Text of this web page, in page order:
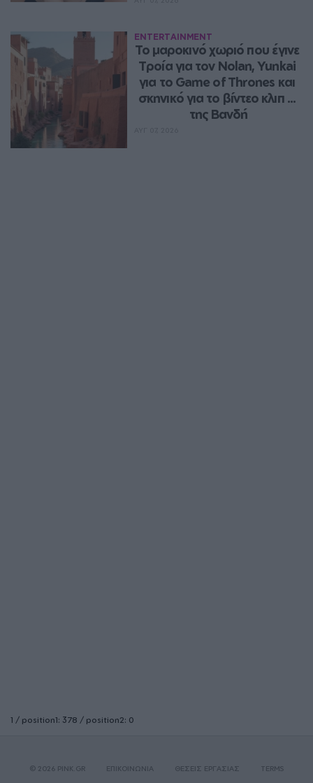
ENTERTAINMENT
Το μαροκινό χωριό που έγινε
Τροία για τον Nolan, Yunkai
για το Game of Thrones και
σκηνικό για το βίντεο κλιπ ...
της Βανδή
1 / position1: 378 / position2: 0
© 2026 PINK.GR ΕΠΙΚΟΙΝΩΝΙΑ ΘΕΣΕΙΣ ΕΡΓΑΣΙΑΣ TERMS